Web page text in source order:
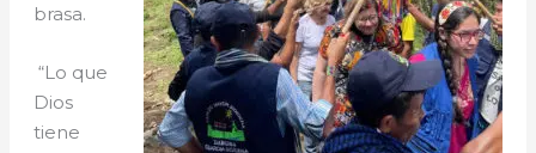
brasa.
“Lo que
Dios
tiene